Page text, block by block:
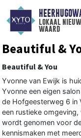
lokaal
waard
Beautiful &
Beautiful & You
Yvonne van Ewijk is
Yvonne een eigen
de Hofgeesterweg 6 in
een rustieke
wordt genomen voor
kennismaken met